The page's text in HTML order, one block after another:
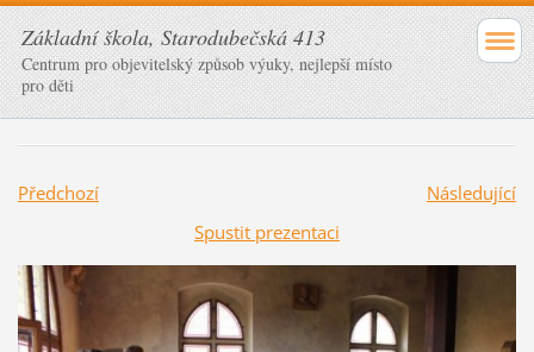
Základní škola, Starodubečská 413
Centrum pro objevitelský způsob výuky, nejlepší místo
pro děti
Předchozí
Následující
Spustit prezentaci